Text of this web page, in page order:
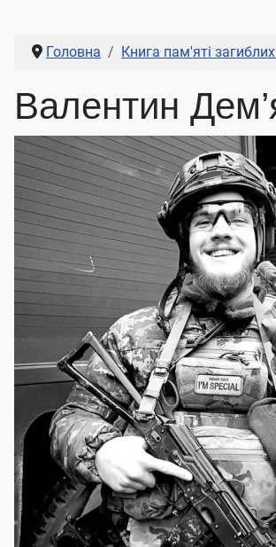
Головна Книга пам'яті
Валентин